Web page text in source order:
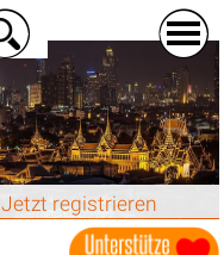
Jetzt registrieren